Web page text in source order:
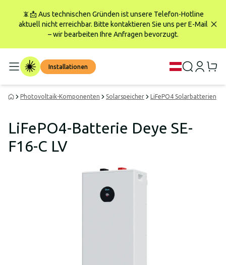
📵📩 Aus technischen Gründen ist unsere Telefon-Hotline
aktuell nicht erreichbar. Bitte kontaktieren Sie uns per E-Mail
– wir bearbeiten Ihre Anfragen bevorzugt.
Installationen
Photovoltaik-Komponenten Solarspeicher LiFePO4 Solarbatterien
LiFePO4-Batterie Deye SE-
F16-C LV